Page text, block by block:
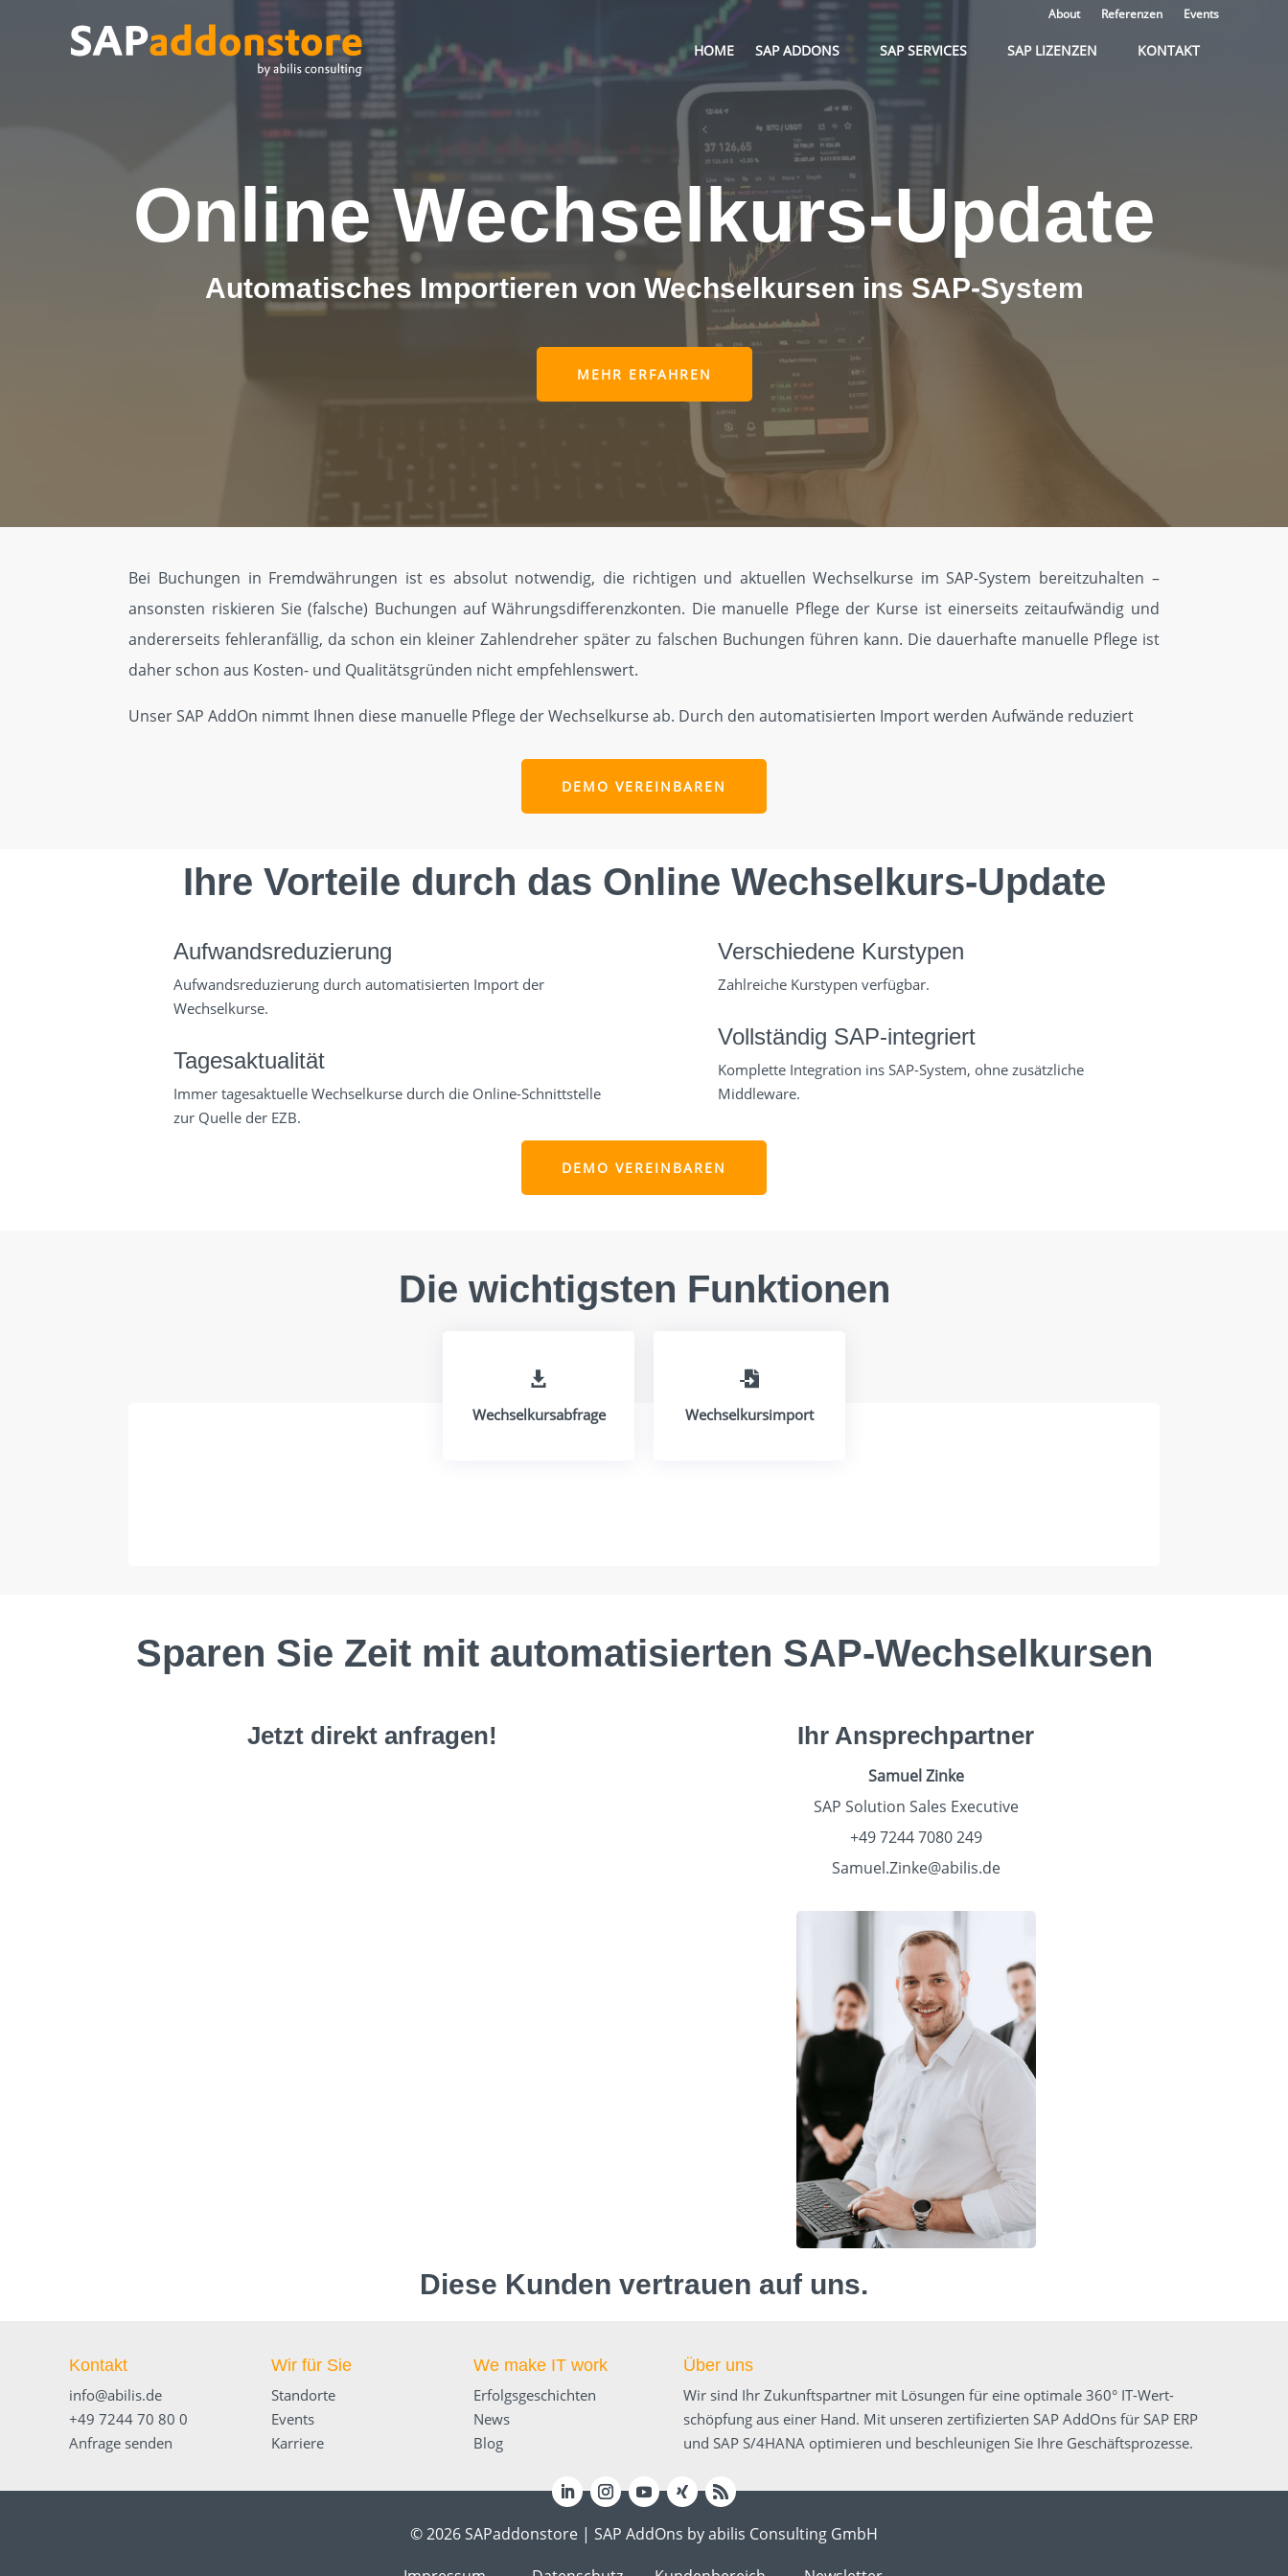
About Referenzen Events
HOME SAP ADDONS SAP SERVICES SAP LIZENZEN KONTAKT
Online Wechselkurs-Update
Automatisches Importieren von Wechselkursen ins SAP-System
MEHR ERFAHREN
Bei Buchungen in Fremdwährungen ist es absolut notwendig, die richtigen und aktuellen Wechselkurse im SAP-System be­reitzuhalten –
ansonsten riskieren Sie (falsche) Buchungen auf Währungsdifferenzkonten. Die manuelle Pflege der Kurse ist einerseits zeitaufwändig und
andererseits fehleranfällig, da schon ein kleiner Zahlendreher später zu falschen Bu­chungen führen kann. Die dauerhafte manuelle Pflege ist
daher schon aus Kosten- und Quali­tätsgründen nicht empfehlenswert.
Unser SAP AddOn nimmt Ihnen diese manuelle Pfle­ge der Wechsel­kurse ab. Durch den automati­sierten Import werden Aufwände reduziert
DEMO VEREINBAREN
Ihre Vorteile durch das Online Wechselkurs-Update
Aufwandsreduzierung
Aufwandsreduzierung durch automati­sierten Import der
Wechselkurse.
Tagesaktualität
Immer tagesaktuelle Wechselkurse durch die Online-Schnittstelle
zur Quelle der EZB.
Verschiedene Kurstypen
Zahlreiche Kurstypen verfügbar.
Vollständig SAP-integriert
Komplette Integration ins SAP-System, ohne zusätzliche
Middleware.
DEMO VEREINBAREN
Die wichtigsten Funktionen

Wechselkursabfrage

Wechselkursimport
Sparen Sie Zeit mit automatisierten SAP-Wechselkursen
Jetzt direkt anfragen! Ihr Ansprechpartner
Samuel Zinke
SAP Solution Sales Executive
+49 7244 7080 249
Samuel.Zinke@abilis.de
Diese Kunden vertrauen auf uns.
Kontakt
info@abilis.de
+49 7244 70 80 0
Anfrage senden
Wir für Sie
Standorte
Events
Karriere
We make IT work
Erfolgsgeschichten
News
Blog
Über uns
Wir sind Ihr Zukunftspartner mit Lösungen für eine optimale 360° IT-Wert­
schöpfung aus einer Hand. Mit unseren zertifizierten SAP AddOns für SAP ERP
und SAP S/4HANA optimieren und beschleunigen Sie Ihre Geschäftsprozesse.
© 2026 SAPaddonstore | SAP AddOns by abilis Consulting GmbH